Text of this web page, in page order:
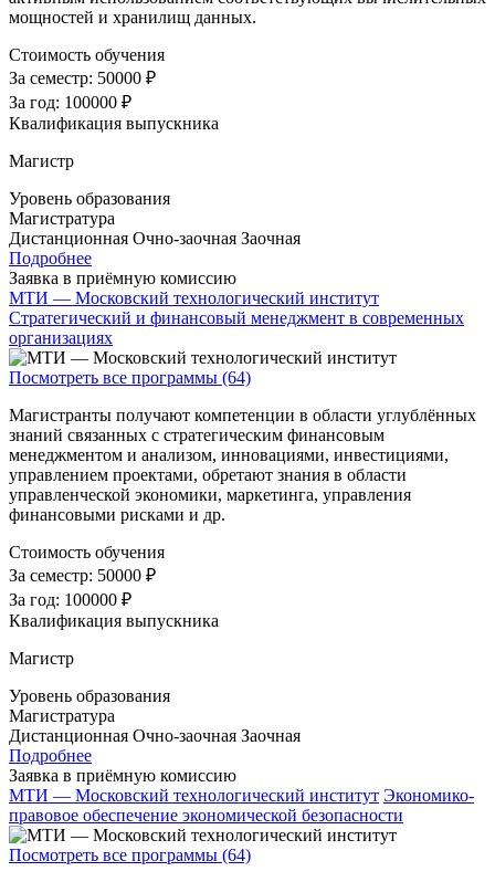
мощностей и хранилищ данных.
Стоимость обучения
За семестр: 50000 ₽
За год: 100000 ₽
Квалификация выпускника
Магистр
Уровень образования
Магистратура
Дистанционная Очно-заочная Заочная
Подробнее
Заявка в приёмную комиссию
МТИ — Московский технологический институт
Стратегический и финансовый менеджмент в современных
организациях
Посмотреть все программы (64)
Магистранты получают компетенции в области углублённых
знаний связанных с стратегическим финансовым
менеджментом и анализом, инновациями, инвестициями,
управлением проектами, обретают знания в области
управленческой экономики, маркетинга, управления
финансовыми рисками и др.
Стоимость обучения
За семестр: 50000 ₽
За год: 100000 ₽
Квалификация выпускника
Магистр
Уровень образования
Магистратура
Дистанционная Очно-заочная Заочная
Подробнее
Заявка в приёмную комиссию
МТИ — Московский технологический институт Экономико-
правовое обеспечение экономической безопасности
Посмотреть все программы (64)